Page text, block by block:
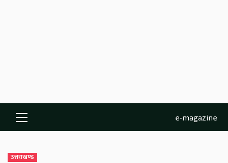
Primary
Menu
e-magazine
उत्तराखण्ड